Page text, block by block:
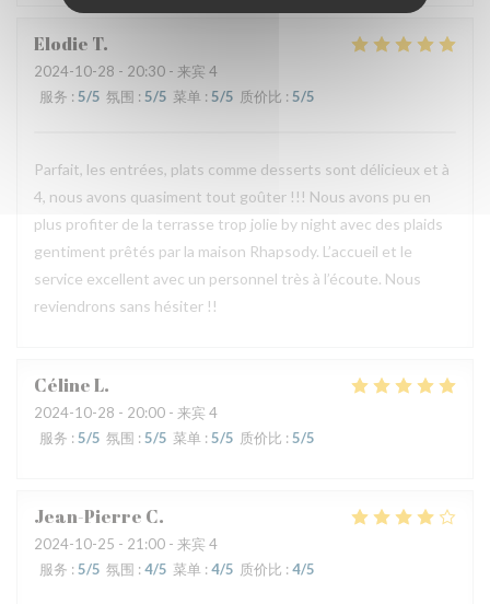
Elodie T
2024-10-28 - 20:30 - 来宾 4
服务 : 5/5 氛围 : 5/5 菜单 : 5/5 质价比 : 5/5
Parfait, les entrées, plats comme desserts sont délicieux et à
4, nous avons quasiment tout goûter !!! Nous avons pu en
plus profiter de la terrasse trop jolie by night avec des plaids
gentiment prêtés par la maison Rhapsody. L’accueil et le
service excellent avec un personnel très à l’écoute. Nous
reviendrons sans hésiter !!
CélineL
2024-10-28 - 20:00 - 来宾 4
服务 : 5/5 氛围 : 5/5 菜单 : 5/5 质价比 : 5/5
Jean-Pierre C
2024-10-25 - 21:00 - 来宾 4
服务 : 5/5 氛围 : 4/5 菜单 : 4/5 质价比 : 4/5